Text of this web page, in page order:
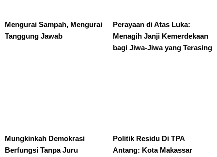
Mengurai Sampah, Mengurai
Tanggung Jawab
Perayaan di Atas Luka:
Menagih Janji Kemerdekaan
bagi Jiwa-Jiwa yang Terasing
Mungkinkah Demokrasi
Berfungsi Tanpa Juru
Politik Residu Di TPA
Antang: Kota Makassar